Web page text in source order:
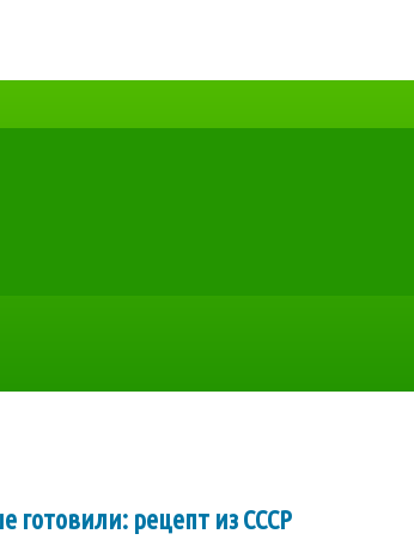
готовили: рецепт из СССР